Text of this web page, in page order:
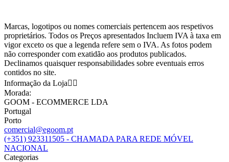
Marcas, logotipos ou nomes comerciais pertencem aos respetivos
proprietários. Todos os Preços apresentados Incluem IVA à taxa em
vigor exceto os que a legenda refere sem o IVA. As fotos podem
não corresponder com exatidão aos produtos publicados.
Declinamos quaisquer responsabilidades sobre eventuais erros
contidos no site.
Informação da Loja 
Morada:
GOOM - ECOMMERCE LDA
Portugal
Porto
comercial@egoom.pt
(+351) 923311505 - CHAMADA PARA REDE MÓVEL
NACIONAL
Categorias